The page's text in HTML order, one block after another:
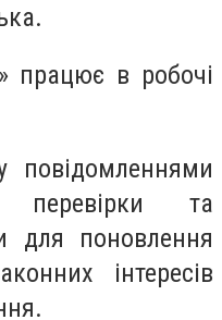
працює в робочі
повідомленнями
перевірки та
для поновлення
інтересів